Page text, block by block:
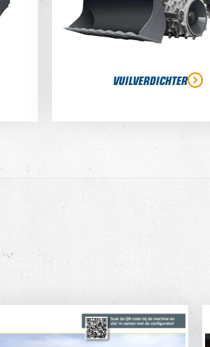
VUILVERDICHTER